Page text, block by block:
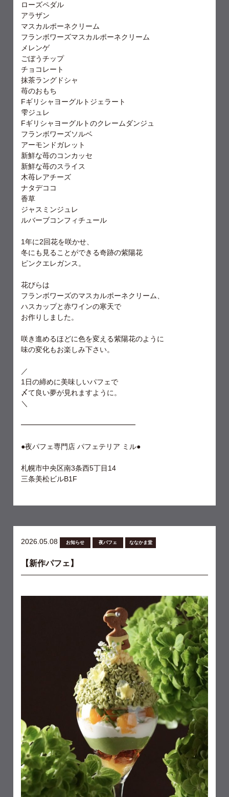
ローズペダル
アラザン
マスカルポーネクリーム
フランボワーズマスカルポーネクリーム
メレンゲ
ごぼうチップ
チョコレート
抹茶ラングドシャ
苺のおもち
Fギリシャヨーグルトジェラート
雫ジュレ
Fギリシャヨーグルトのクレームダンジュ
フランボワーズソルベ
アーモンドガレット
新鮮な苺のコンカッセ
新鮮な苺のスライス
木苺レアチーズ
ナタデココ
香草
ジャスミンジュレ
ルバーブコンフィチュール
1年に2回花を咲かせ、
冬にも見ることができる奇跡の紫陽花
ピンクエレガンス。
花びらは
フランボワーズのマスカルポーネクリーム、
ハスカップと赤ワインの寒天で
お作りしました。
咲き進めるほどに色を変える紫陽花のように
味の変化もお楽しみ下さい。
／
1日の締めに美味しいパフェで
〆て良い夢が見れますように。
＼
━━━━━━━━━━━━━━━━
●夜パフェ専門店 パフェテリア ミル●
札幌市中央区南3条西5丁目14
三条美松ビルB1F
2026.05.08 お知らせ 夜パフェ ななかま堂
【新作パフェ】